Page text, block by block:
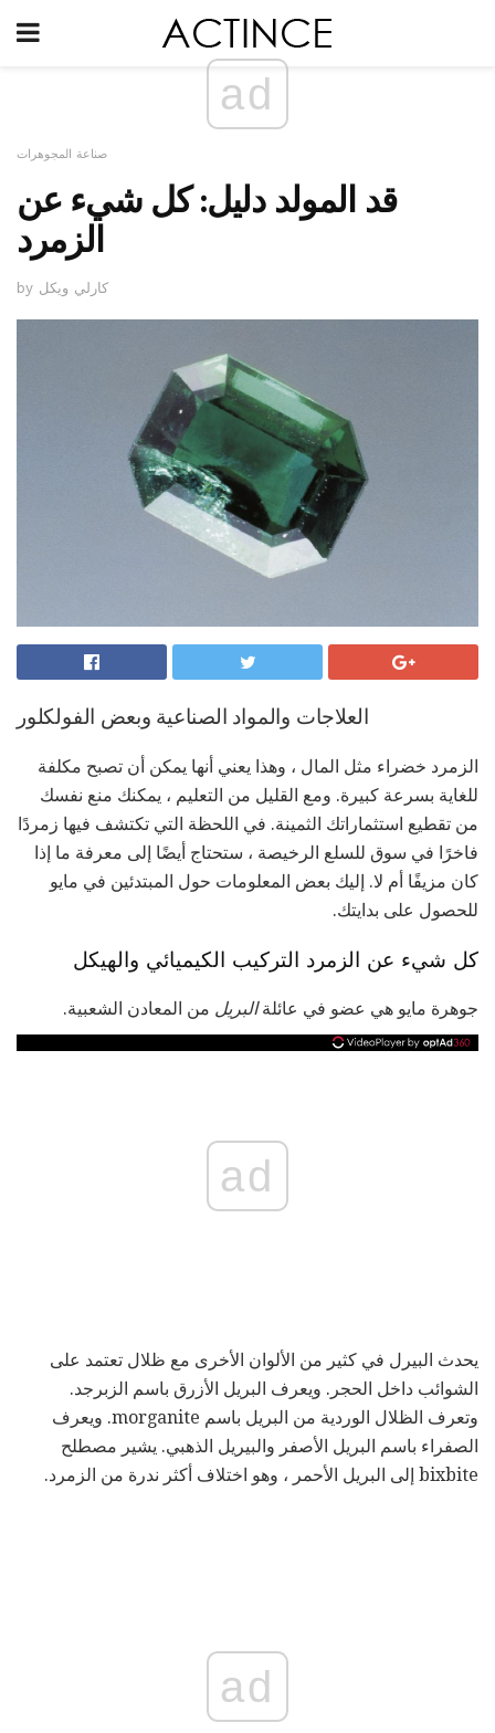
ad
صناعة المجوهرات
قد المولد دليل: كل شيء عن
الزمرد
by كارلي ويكل
العلاجات والمواد الصناعية وبعض الفولكلور
الزمرد خضراء مثل المال ، وهذا يعني أنها يمكن أن تصبح مكلفة
للغاية بسرعة كبيرة. ومع القليل من التعليم ، يمكنك منع نفسك
من تقطيع استثماراتك الثمينة. في اللحظة التي تكتشف فيها زمردًا
فاخرًا في سوق للسلع الرخيصة ، ستحتاج أيضًا إلى معرفة ما إذا
كان مزيفًا أم لا. إليك بعض المعلومات حول المبتدئين في مايو
للحصول على بدايتك.
كل شيء عن الزمرد التركيب الكيميائي والهيكل
جوهرة مايو هي عضو في عائلةالبريل من المعادن الشعبية.
ad
يحدث البيرل في كثير من الألوان الأخرى مع ظلال تعتمد على
الشوائب داخل الحجر. ويعرف البريل الأزرق باسم الزبرجد.
وتعرف الظلال الوردية من البريل باسم morganite. ويعرف
الصفراء باسم البريل الأصفر والبيريل الذهبي. يشير مصطلح
bixbite إلى البريل الأحمر ، وهو اختلاف أكثر ندرة من الزمرد.
ad